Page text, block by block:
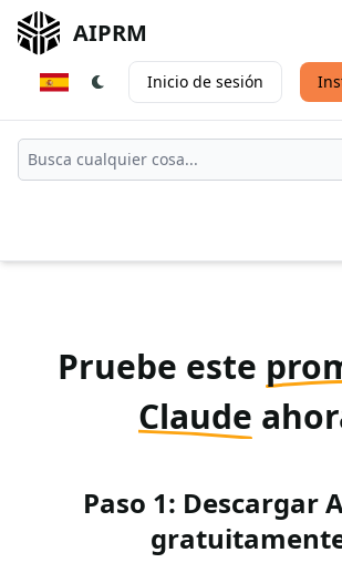
AIPRM
Inicio de sesión
Pruebe este
Claude
Paso 1: Descargar